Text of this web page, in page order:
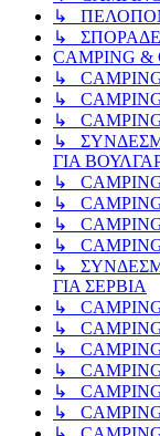
↳
↳
CAMPING &
↳
↳
↳
↳
ΓΙΑ
↳
↳
↳
↳
↳
ΓΙΑ ΣΕΡΒΙΑ
↳
↳
↳
↳
↳
↳